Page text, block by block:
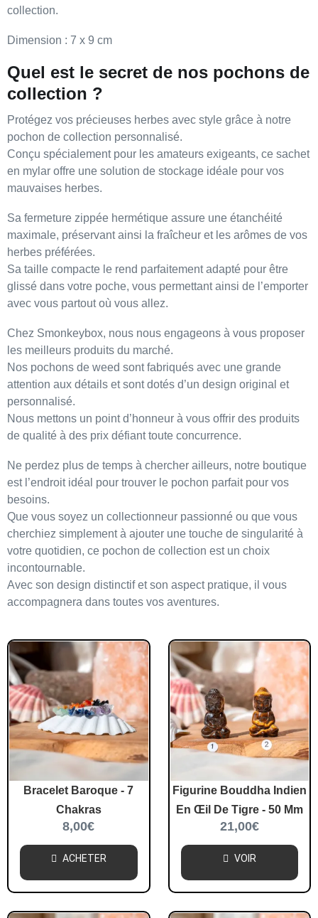
collection.
Dimension : 7 x 9 cm
Quel est le secret de nos pochons de
collection ?
Protégez vos précieuses herbes avec style grâce à notre
pochon de collection personnalisé.
Conçu spécialement pour les amateurs exigeants, ce sachet
en mylar offre une solution de stockage idéale pour vos
mauvaises herbes.
Sa fermeture zippée hermétique assure une étanchéité
maximale, préservant ainsi la fraîcheur et les arômes de vos
herbes préférées.
Sa taille compacte le rend parfaitement adapté pour être
glissé dans votre poche, vous permettant ainsi de l’emporter
avec vous partout où vous allez.
Chez Smonkeybox, nous nous engageons à vous proposer
les meilleurs produits du marché.
Nos pochons de weed sont fabriqués avec une grande
attention aux détails et sont dotés d’un design original et
personnalisé.
Nous mettons un point d’honneur à vous offrir des produits
de qualité à des prix défiant toute concurrence.
Ne perdez plus de temps à chercher ailleurs, notre boutique
est l’endroit idéal pour trouver le pochon parfait pour vos
besoins.
Que vous soyez un collectionneur passionné ou que vous
cherchiez simplement à ajouter une touche de singularité à
votre quotidien, ce pochon de collection est un choix
incontournable.
Avec son design distinctif et son aspect pratique, il vous
accompagnera dans toutes vos aventures.
Bracelet Baroque - 7
Chakras
8,00€
ACHETER
Figurine Bouddha Indien
En Œil De Tigre - 50 Mm
21,00€
VOIR